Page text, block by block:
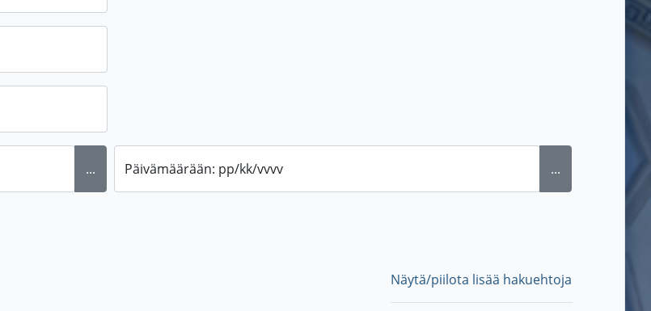
... Päivämäärään: pp/kk/vvvv ...
Näytä/piilota lisää hakuehtoja